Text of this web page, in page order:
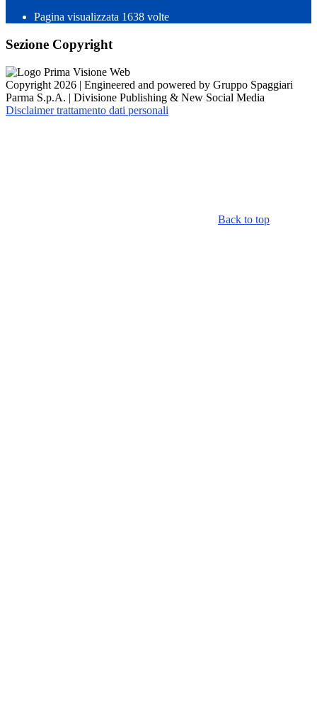
Pagina visualizzata 1638 volte
Sezione Copyright
Copyright 2026 | Engineered and powered by Gruppo Spaggiari
Parma S.p.A. | Divisione Publishing & New Social Media
Disclaimer trattamento dati personali
Back to top